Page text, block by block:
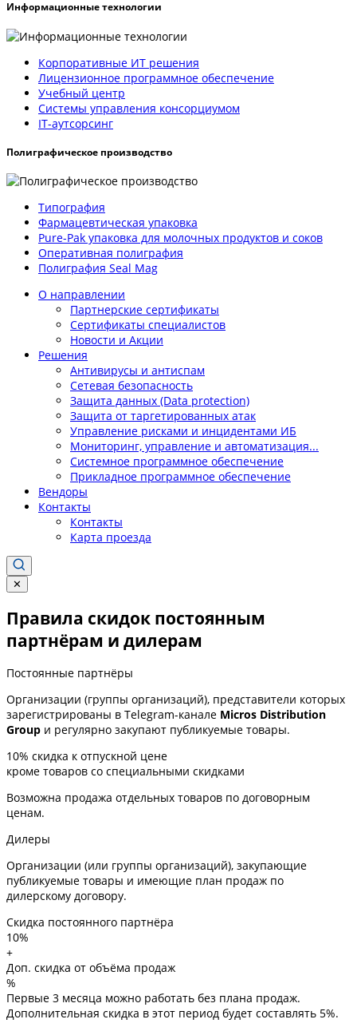
Информационные технологии
Корпоративные ИТ решения
Лицензионное программное обеспечение
Учебный центр
Системы управления консорциумом
IT-аутсорсинг
Полиграфическое производство
Типография
Фармацевтическая упаковка
Pure-Pak упаковка для молочных продуктов и соков
Оперативная полиграфия
Полиграфия Seal Mag
О направлении
Партнерские сертификаты
Сертификаты специалистов
Новости и Акции
Решения
Антивирусы и антиспам
Сетевая безопасность
Защита данных (Data protection)
Защита от таргетированных атак
Управление рисками и инцидентами ИБ
Мониторинг, управление и автоматизация...
Системное программное обеспечение
Прикладное программное обеспечение
Вендоры
Контакты
Контакты
Карта проезда
✕
Правила скидок постоянным
партнёрам и дилерам
Постоянные партнёры
Организации (группы организаций), представители которых
зарегистрированы в Telegram-канале Micros Distribution
Group и регулярно закупают публикуемые товары.
10% скидка к отпускной цене
кроме товаров со специальными скидками
Возможна продажа отдельных товаров по договорным
ценам.
Дилеры
Организации (или группы организаций), закупающие
публикуемые товары и имеющие план продаж по
дилерскому договору.
Скидка постоянного партнёра
10%
+
Доп. скидка от объёма продаж
%
Первые 3 месяца можно работать без плана продаж.
Дополнительная скидка в этот период будет составлять 5%.